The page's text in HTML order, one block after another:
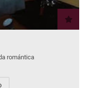
romántica